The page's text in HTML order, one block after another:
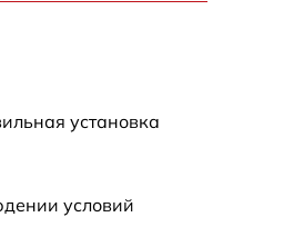
установка
условий